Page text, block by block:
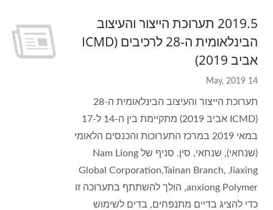
2019.5 תערוכת הייצור והעיצוב
הבינלאומית ה-28 לרכיבים (ICMD
אביב 2019)
14 May, 2019
תערוכת הייצור והעיצוב הבינלאומית ה-28
(ICMD אביב 2019) מתקיימת בין ה-14 ל-17
במאי 2019 במרכז התערוכות והכנסים הלאומי
(שנחאי), שנחאי, סין. סניף של Nam Liong
Global Corporation,Tainan Branch, Jiaxing
anxiong Polymer, הולך להשתתף בתערוכה זו
כדי להציג בדיים מתנפחים, בדים לשימוש